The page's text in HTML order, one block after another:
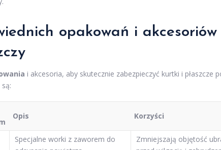
opakowań i
i akcesoria, aby skutecznie zabezpieczyć kurtki i płaszcze
Opis Korzyści
Specjalne worki z zaworem do
Zmniejszają objętość